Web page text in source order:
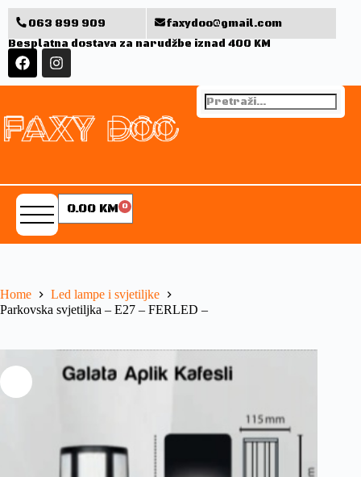
063 899 909
faxydoo@gmail.com
Besplatna dostava za narudžbe iznad 400 KM
0.00 KM 0
Home
Led lampe i svjetiljke
Parkovska svjetiljka – E27 – FERLED –